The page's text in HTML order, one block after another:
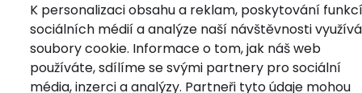
K personalizaci obsahu a reklam, poskytování funkcí
sociálních médií a analýze naší návštěvnosti
soubory cookie. Informace o tom, jak náš web
používáte, sdílíme se svými partnery pro sociální
média, inzerci a analýzy. Partneři tyto údaje mohou